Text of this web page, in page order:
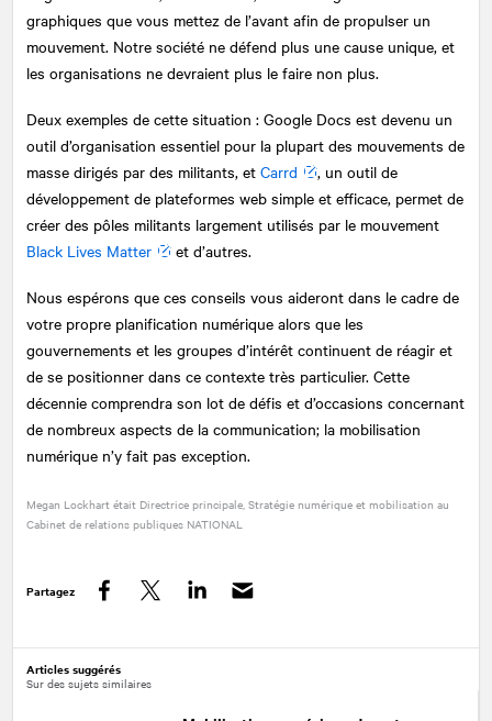
graphiques que vous mettez de l’avant afin de propulser un
mouvement. Notre société ne défend plus une cause unique, et
les organisations ne devraient plus le faire non plus.
Deux exemples de cette situation : Google Docs est devenu un
outil d’organisation essentiel pour la plupart des mouvements de
masse dirigés par des militants, et Carrd
, un outil de
développement de plateformes web simple et efficace, permet de
créer des pôles militants largement utilisés par le mouvement
Black Lives Matter
et d’autres.
Nous espérons que ces conseils vous aideront dans le cadre de
votre propre planification numérique alors que les
gouvernements et les groupes d’intérêt continuent de réagir et
de se positionner dans ce contexte très particulier. Cette
décennie comprendra son lot de défis et d’occasions concernant
de nombreux aspects de la communication; la mobilisation
numérique n’y fait pas exception.
Megan Lockhart était Directrice principale, Stratégie numérique et mobilisation au
Cabinet de relations publiques NATIONAL
Partagez
Articles suggérés
Sur des sujets similaires